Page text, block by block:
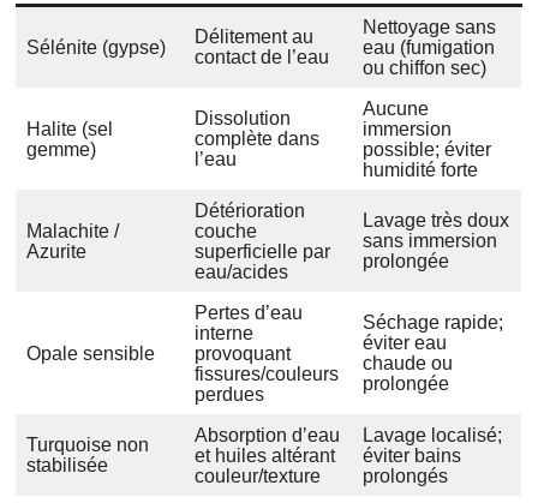
Sélénite (gypse)
Délitement au
contact de l’eau
Nettoyage sans
eau (fumigation
ou chiffon sec)
Halite (sel
gemme)
Dissolution
complète dans
l’eau
Aucune
immersion
possible; éviter
humidité forte
Malachite /
Azurite
Détérioration
couche
superficielle par
eau/acides
Lavage très doux
sans immersion
prolongée
Opale sensible
Pertes d’eau
interne
provoquant
fissures/couleurs
perdues
Séchage rapide;
éviter eau
chaude ou
prolongée
Turquoise non
stabilisée
Absorption d’eau
et huiles altérant
couleur/texture
Lavage localisé;
éviter bains
prolongés